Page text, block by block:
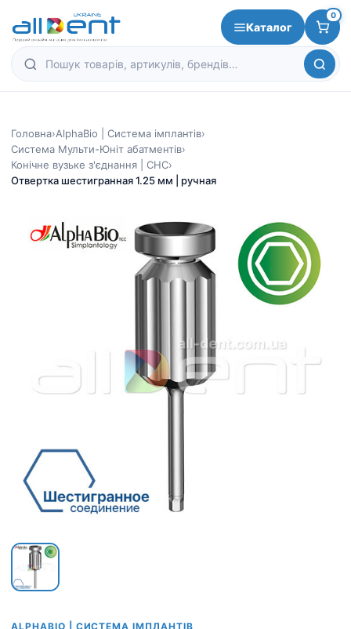
Каталог
0
Головна›AlphaBio | Система імплантів›
Система Мульти-Юніт абатментів›
Конічне вузьке з'єднання | CHC›
Отвертка шестигранная 1.25 мм | ручная
ALPHABIO | СИСТЕМА ІМПЛАНТІВ